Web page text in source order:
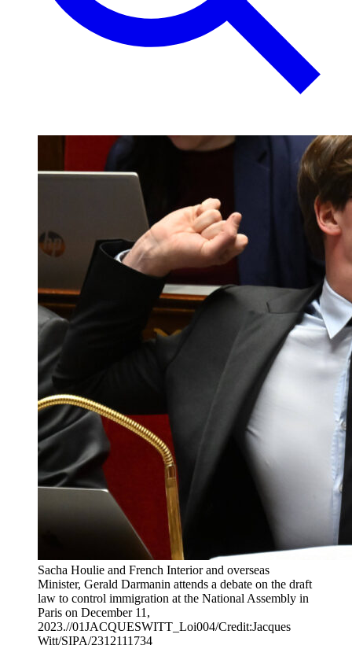
Sacha Houlie and French Interior and overseas
Minister, Gerald Darmanin attends a debate on the draft
law to control immigration at the National Assembly in
Paris on December 11,
2023.//01JACQUESWITT_Loi004/Credit:Jacques
Witt/SIPA/2312111734